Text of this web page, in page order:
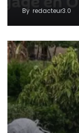
By redacteur3.0